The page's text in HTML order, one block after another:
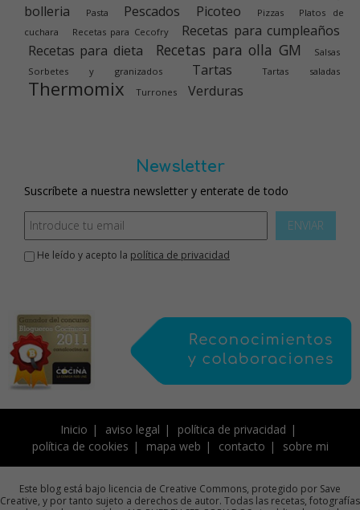
bolleria
Pasta Pescados Picoteo Pizzas
Platos de
cuchara
Recetas para Cecofry
Recetas para cumpleaños
Recetas para dieta
Recetas para olla GM
Salsas
Sorbetes y granizados
Tartas Tartas saladas
Thermomix Turrones Verduras
Newsletter
Suscríbete a nuestra newsletter y enterate de todo
ENVIAR
He leído y acepto la política de privacidad
Inicio aviso legal
política de privacidad
política de cookies
mapa web contacto sobre mi
Este blog está bajo licencia de Creative Commons, protegido por Save
Creative, y por tanto sujeto a derechos de autor. Todas las recetas, fotografías